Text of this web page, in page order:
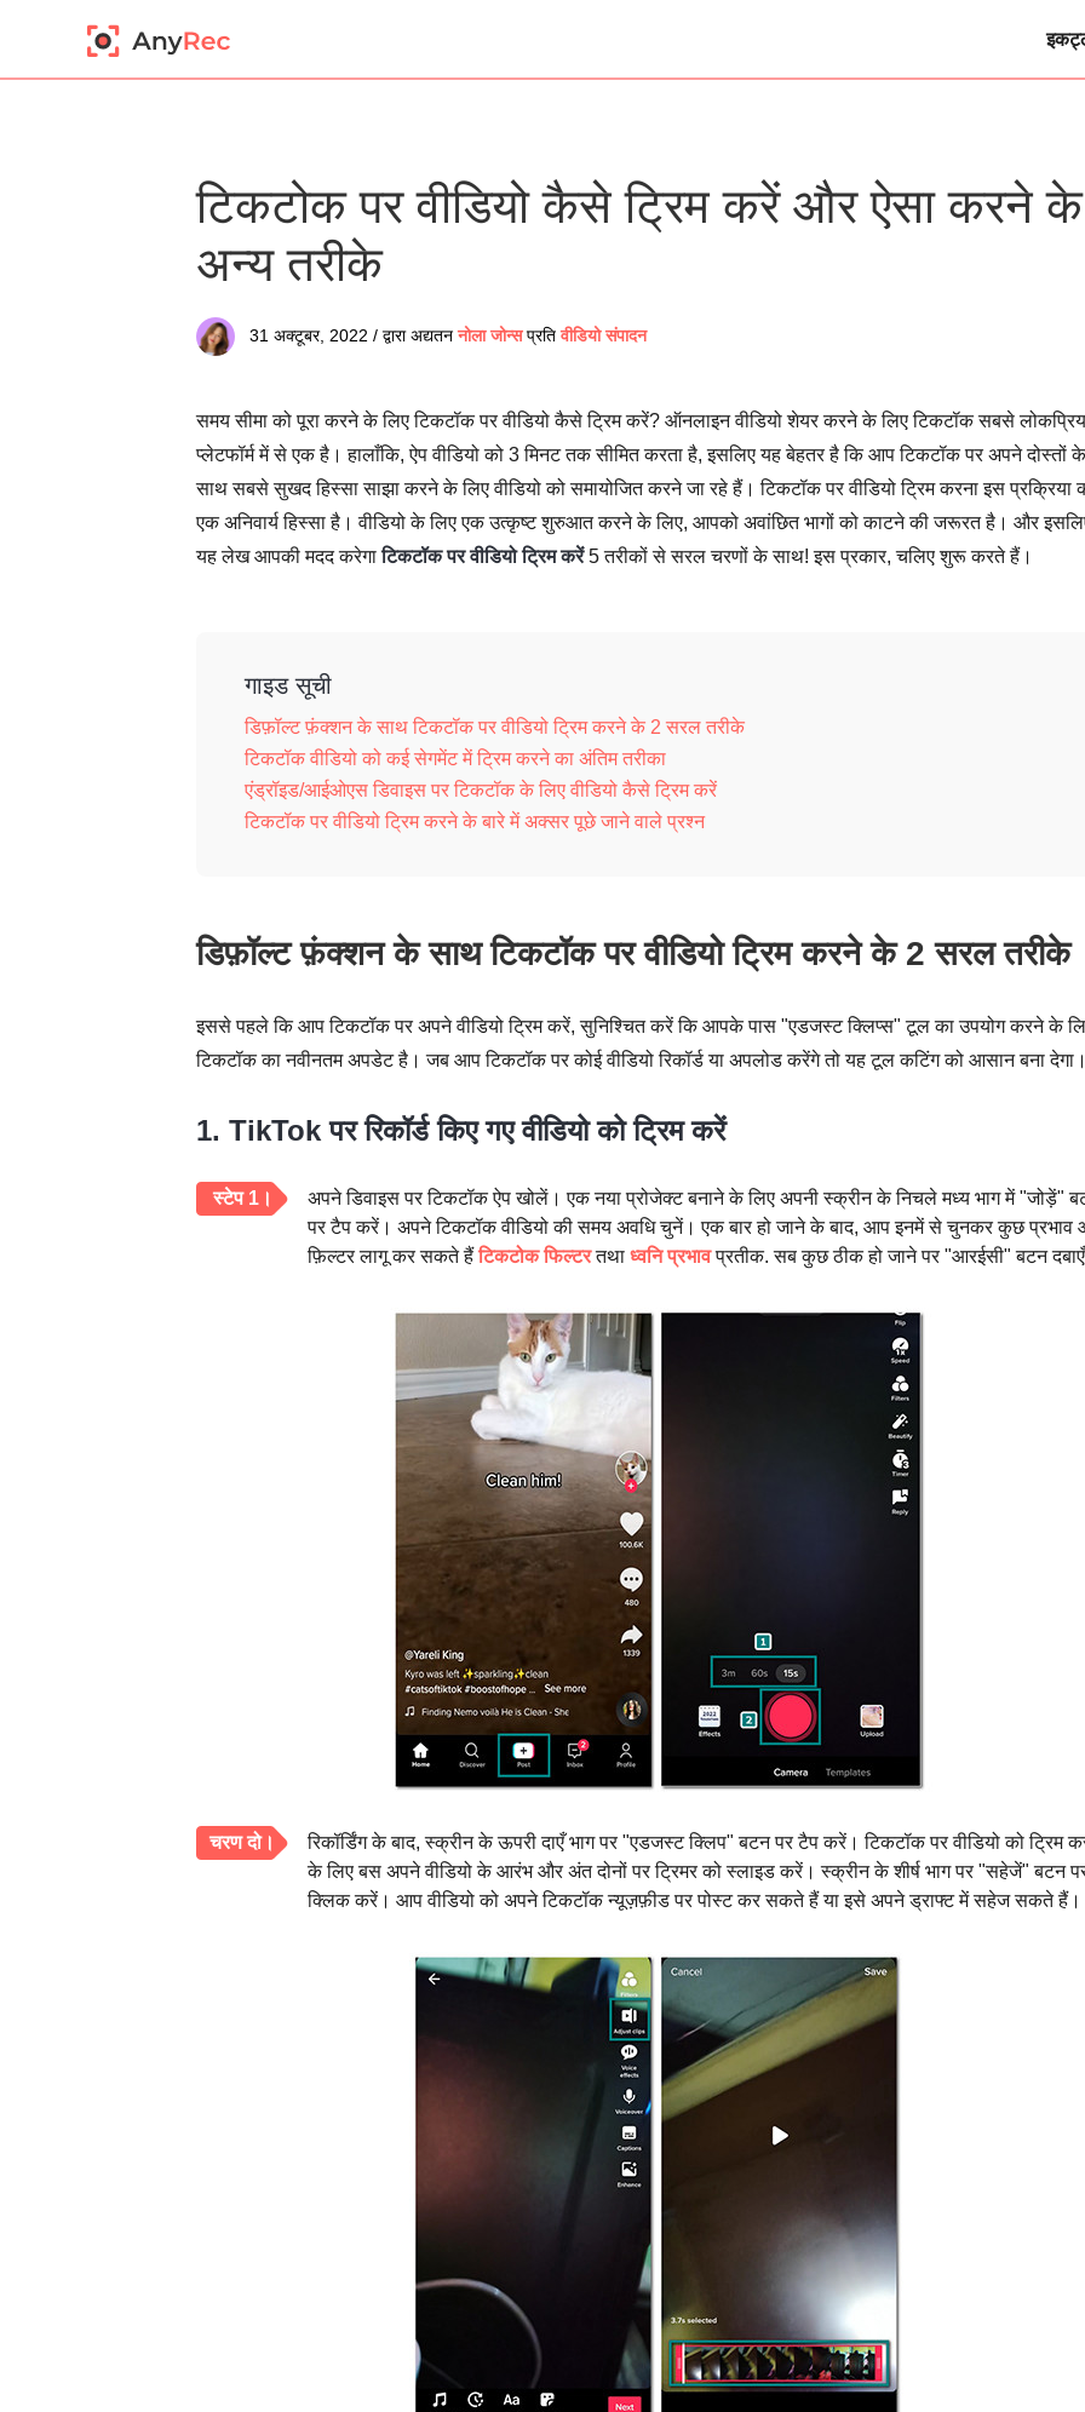
टिकटोक पर वीडियो कैसे ट्रिम करें और ऐसा करने के
अन्य तरीके
31 अक्टूबर, 2022 / द्वारा अद्यतन नोला जोन्सप्रतिवीडियो संपादन
समय सीमा को पूरा करने के लिए टिकटॉक पर वीडियो कैसे ट्रिम करें? ऑनलाइन वीडियो शेयर करने के लिए टिकटॉक सबसे लोकप्रिय
प्लेटफॉर्म में से एक है। हालाँकि, ऐप वीडियो को 3 मिनट तक सीमित करता है, इसलिए यह बेहतर है कि आप टिकटॉक पर अपने दोस्तों के
साथ सबसे सुखद हिस्सा साझा करने के लिए वीडियो को समायोजित करने जा रहे हैं। टिकटॉक पर वीडियो ट्रिम करना इस प्रक्रिया
एक अनिवार्य हिस्सा है। वीडियो के लिए एक उत्कृष्ट शुरुआत करने के लिए, आपको अवांछित भागों को काटने की जरूरत है। और
यह लेख आपकी मदद करेगाटिकटॉक पर वीडियो ट्रिम करें5 तरीकों से सरल चरणों के साथ! इस प्रकार, चलिए शुरू करते हैं।
गाइड सूची
डिफ़ॉल्ट फ़ंक्शन के साथ टिकटॉक पर वीडियो ट्रिम करने के 2 सरल तरीके
टिकटॉक वीडियो को कई सेगमेंट में ट्रिम करने का अंतिम तरीका
एंड्रॉइड/आईओएस डिवाइस पर टिकटॉक के लिए वीडियो कैसे ट्रिम करें
टिकटॉक पर वीडियो ट्रिम करने के बारे में अक्सर पूछे जाने वाले प्रश्न
डिफ़ॉल्ट फ़ंक्शन के साथ टिकटॉक पर वीडियो ट्रिम करने के 2 सरल तरीके
इससे पहले कि आप टिकटॉक पर अपने वीडियो ट्रिम करें, सुनिश्चित करें कि आपके पास "एडजस्ट क्लिप्स" टूल का उपयोग करने के
टिकटॉक का नवीनतम अपडेट है। जब आप टिकटॉक पर कोई वीडियो रिकॉर्ड या अपलोड करेंगे तो यह टूल कटिंग को आसान बना देगा।
1. TikTok पर रिकॉर्ड किए गए वीडियो को ट्रिम करें
स्टेप 1।
अपने डिवाइस पर टिकटॉक ऐप खोलें। एक नया प्रोजेक्ट बनाने के लिए अपनी स्क्रीन के निचले मध्य भाग में "जोड़ें"
पर टैप करें। अपने टिकटॉक वीडियो की समय अवधि चुनें। एक बार हो जाने के बाद, आप इनमें से चुनकर कुछ प्रभाव
फ़िल्टर लागू कर सकते हैंटिकटोक फिल्टरतथा ध्वनि प्रभावप्रतीक. सब कुछ ठीक हो जाने पर "आरईसी" बटन
चरण दो।
रिकॉर्डिंग के बाद, स्क्रीन के ऊपरी दाएँ भाग पर "एडजस्ट क्लिप" बटन पर टैप करें। टिकटॉक पर वीडियो को ट्रिम
के लिए बस अपने वीडियो के आरंभ और अंत दोनों पर ट्रिमर को स्लाइड करें। स्क्रीन के शीर्ष भाग पर "सहेजें" बटन
क्लिक करें। आप वीडियो को अपने टिकटॉक न्यूज़फ़ीड पर पोस्ट कर सकते हैं या इसे अपने ड्राफ्ट में सहेज सकते हैं।